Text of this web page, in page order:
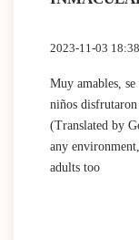
2023-11-03
Muy amables,
niños
(Translated by
any
adults too